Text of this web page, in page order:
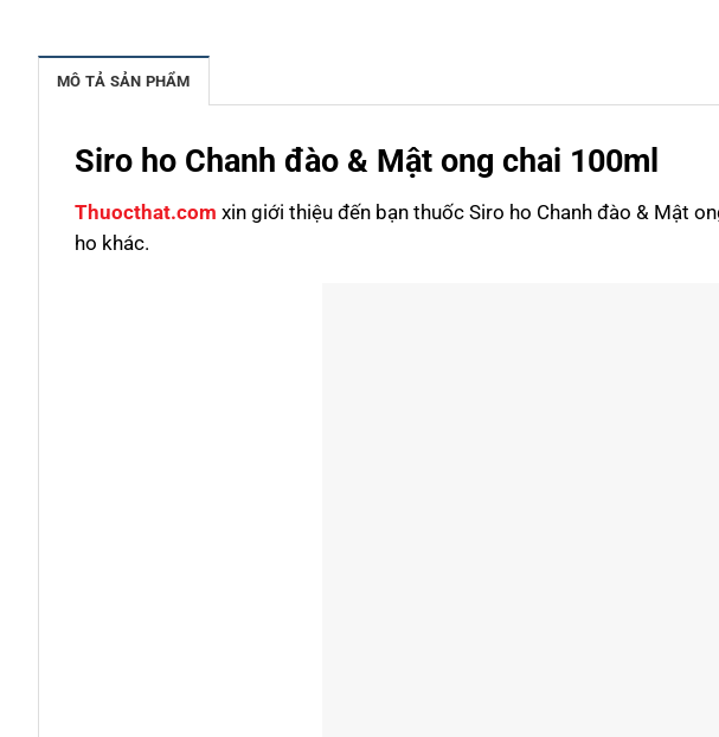
MÔ TẢ SẢN PHẨM
Siro ho Chanh đào & Mật ong chai 100ml
Thuocthat.com xin giới thiệu đến bạn thuốc Siro ho Chanh đào & Mật
ho khác.